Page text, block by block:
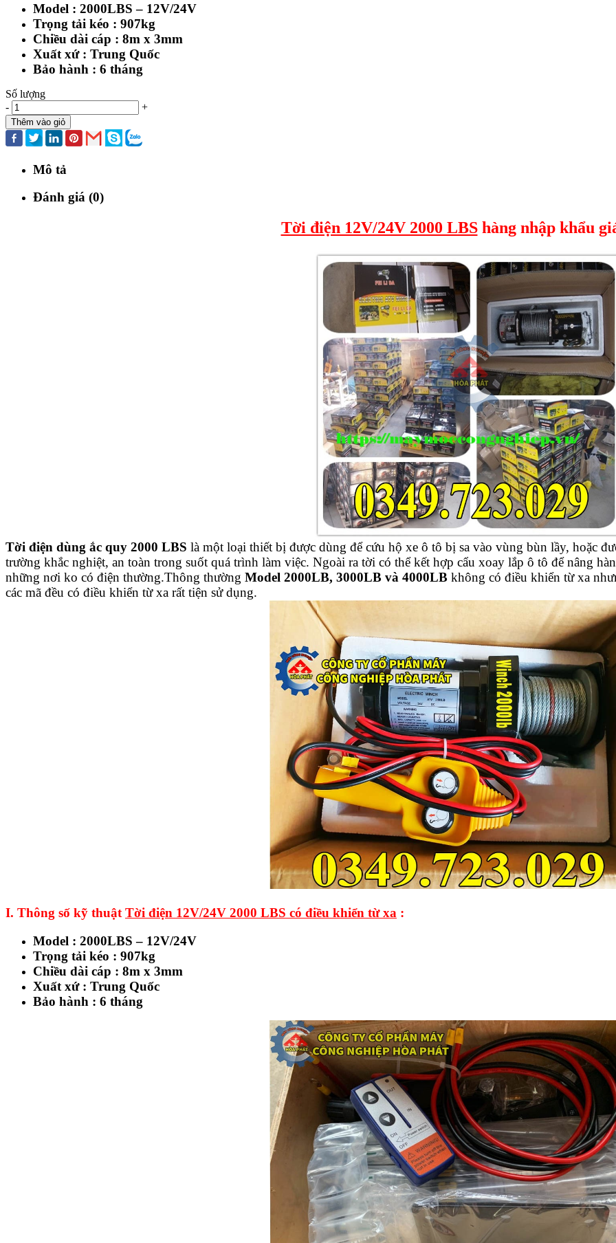
Model : 2000LBS – 12V/24V
Trọng tải kéo : 907kg
Chiều dài cáp : 8m x 3mm
Xuất xứ : Trung Quốc
Bảo hành : 6 tháng
Số lượng
-
+
Thêm vào giỏ
Mô tả
Đánh giá (0)
Tời điện 12V/24V 2000 LBShàng nhập khẩu
Tời điện dùng ắc quy 2000 LBS là một loại thiết bị được dùng để cứu hộ xe ô tô bị sa vào vùng bùn lầy, hoặc
trường khắc nghiệt, an toàn trong suốt quá trình làm việc. Ngoài ra tời có thể kết hợp cẩu xoay lắp ô tô để nâng
những nơi ko có điện thường.Thông thường Model 2000LB, 3000LB và 4000LB không có điều khiển từ xa
các mã đều có điều khiển từ xa rất tiện sử dụng.
I. Thông số kỹ thuật Tời điện 12V/24V 2000 LBS có điều khiển từ xa :
Model : 2000LBS – 12V/24V
Trọng tải kéo : 907kg
Chiều dài cáp : 8m x 3mm
Xuất xứ : Trung Quốc
Bảo hành : 6 tháng